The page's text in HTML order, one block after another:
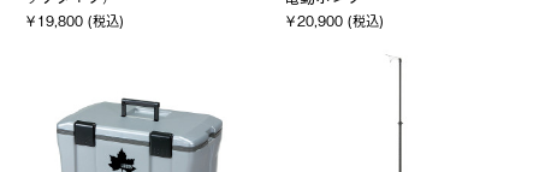
￥19,800 (税込) ￥20,900 (税込)